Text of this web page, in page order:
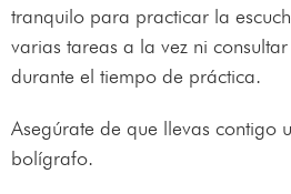
tranquilo para practicar la
varias tareas a la vez ni
durante el tiempo de práctica.
Asegúrate de que llevas contigo
bolígrafo.